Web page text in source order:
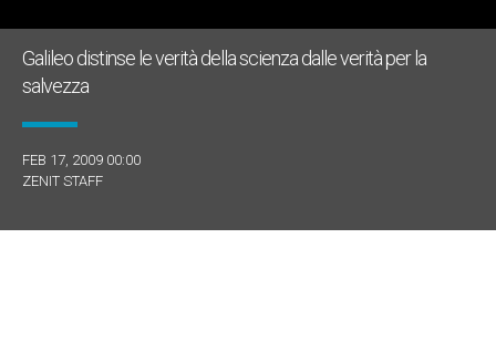
Galileo distinse le verità della scienza dalle verità per la
salvezza
FEB 17, 2009 00:00
ZENIT STAFF